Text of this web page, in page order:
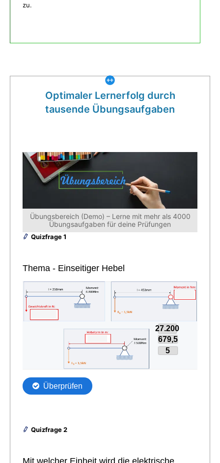
zu.
Optimaler Lernerfolg durch
tausende Übungsaufgaben
Übungsbereich (Demo) – Lerne mit mehr als 4000
Übungsaufgaben für deine Prüfungen
Quizfrage 1
Quizfrage 2